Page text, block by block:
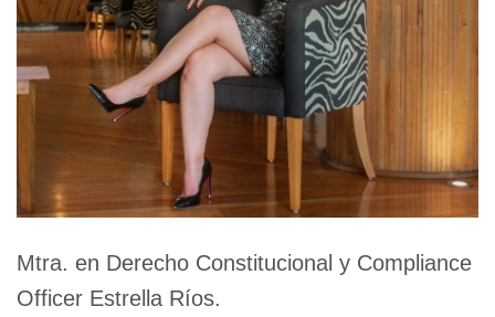
Mtra. en Derecho Constitucional y Compliance
Officer Estrella Ríos.